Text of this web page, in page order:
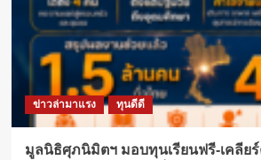
ข่าวล่ามาแรง ทุนดีดี
มูลนิธิศุภนิมิตฯ มอบทุนเรียนฟรี-เคลียร์